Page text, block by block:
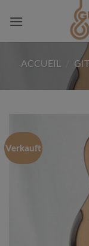
ACCUEIL
Verkauft